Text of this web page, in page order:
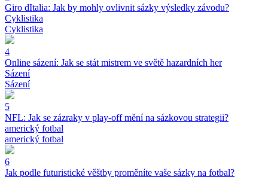
Giro dItalia: Jak by mohly ovlivnit sázky výsledky závodu?
Cyklistika
Cyklistika
4
Online sázení: Jak se stát mistrem ve světě hazardních her
Sázení
Sázení
5
NFL: Jak se zázraky v play-off mění na sázkovou strategii?
americký fotbal
americký fotbal
6
Jak podle futuristické věštby proměníte vaše sázky na fotbal?